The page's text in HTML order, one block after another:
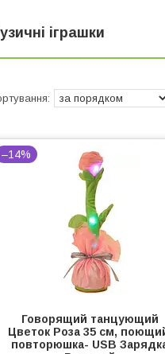
іграшки
–14%
Говорящий танцующий
Цветок Роза 35 см,
повторюшка- USB